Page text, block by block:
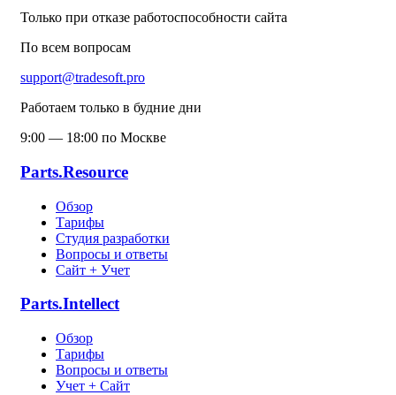
Только при отказе работоспособности сайта
По всем вопросам
support@tradesoft.pro
Работаем только в будние дни
9:00 — 18:00 по Москве
Parts.Resource
Обзор
Тарифы
Студия разработки
Вопросы и ответы
Сайт + Учет
Parts.Intellect
Обзор
Тарифы
Вопросы и ответы
Учет + Сайт